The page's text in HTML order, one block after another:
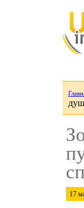
17